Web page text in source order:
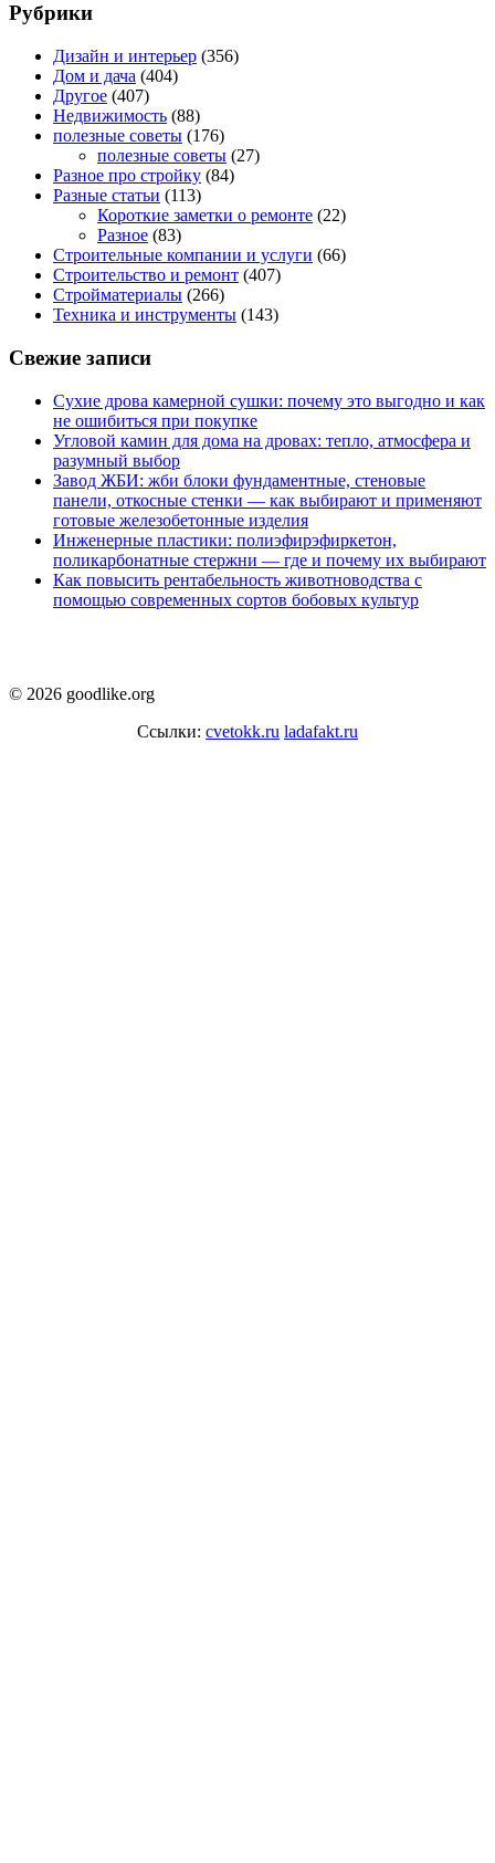
Рубрики
Дизайн и интерьер (356)
Дом и дача (404)
Другое (407)
Недвижимость (88)
полезные советы (176)
полезные советы (27)
Разное про стройку (84)
Разные статьи (113)
Короткие заметки о ремонте (22)
Разное (83)
Строительные компании и услуги (66)
Строительство и ремонт (407)
Стройматериалы (266)
Техника и инструменты (143)
Свежие записи
Сухие дрова камерной сушки: почему это выгодно и как
не ошибиться при покупке
Угловой камин для дома на дровах: тепло, атмосфера и
разумный выбор
Завод ЖБИ: жби блоки фундаментные, стеновые
панели, откосные стенки — как выбирают и применяют
готовые железобетонные изделия
Инженерные пластики: полиэфирэфиркетон,
поликарбонатные стержни — где и почему их выбирают
Как повысить рентабельность животноводства с
помощью современных сортов бобовых культур
© 2026 goodlike.org
Ссылки: cvetokk.ru ladafakt.ru